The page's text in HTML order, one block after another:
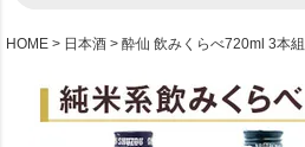
HOME 日本酒 酔仙 飲みくらべ720ml 3本組